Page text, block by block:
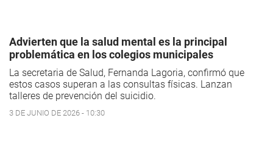
Advierten que la salud mental es la principal
problemática en los colegios municipales
La secretaria de Salud, Fernanda Lagoria, confirmó que
estos casos superan a las consultas físicas. Lanzan
talleres de prevención del suicidio.
3 DE JUNIO DE 2026 - 10:30